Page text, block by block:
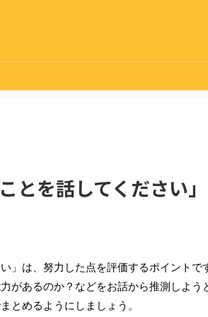
とを話してください」
」は、努力した点を評価するポイントで
があるのか？などをお話から推測しよう
とめるようにしましょう。